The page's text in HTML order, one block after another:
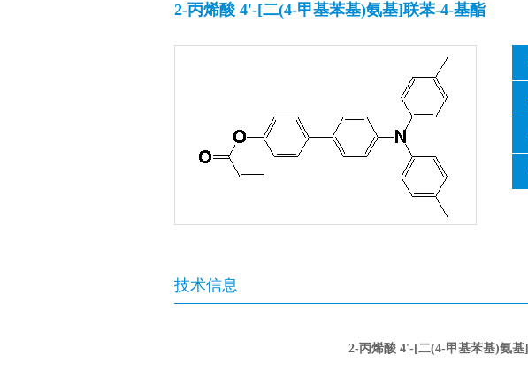
2-丙烯酸 4'-[二(4-甲基苯基)氨基]联苯-4-基酯
技术信息
2-丙烯酸4'-[二(4-甲基苯基)氨基]